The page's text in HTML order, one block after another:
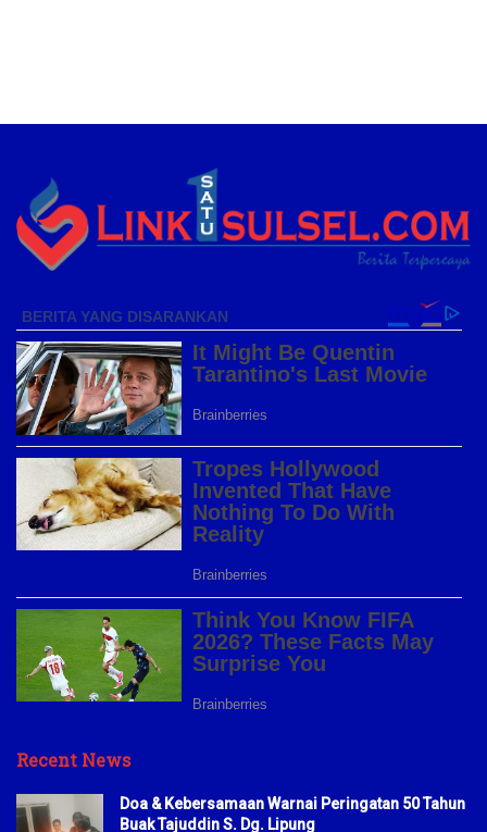
Recent News
Doa & Kebersamaan Warnai Peringatan 50 Tahun
Buak Tajuddin S. Dg. Lipung